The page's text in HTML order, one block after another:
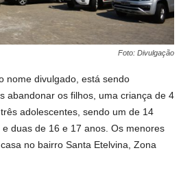
Foto: Divulgação
nome divulgado, está sendo
abandonar os filhos, uma criança de 4
adolescentes, sendo um de 14
duas de 16 e 17 anos. Os menores
no bairro Santa Etelvina, Zona